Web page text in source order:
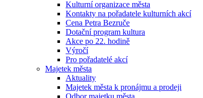
Kulturní organizace města
Kontakty na pořadatele kulturních akcí
Cena Petra Bezruče
Dotační program kultura
Akce po 22. hodině
Výročí
Pro pořadatelé akcí
Majetek města
Aktuality
Majetek města k pronájmu a prodeji